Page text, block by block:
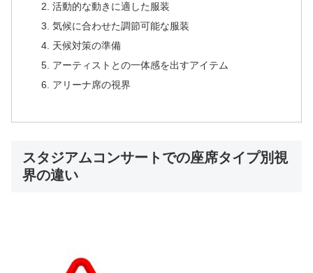
活動的な動きに適した服装
気候に合わせた調節可能な服装
天候対策の準備
アーティストとの一体感を出すアイテム
アリーナ席の視界
スタジアムコンサートでの座席タイプ別視
界の違い